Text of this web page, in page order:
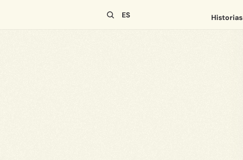
ES Historias